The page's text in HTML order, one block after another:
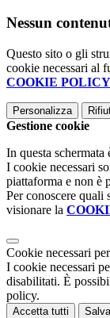
Nessun
Questo sito o gli
cookie necessari al
COOKIE POLICY
Personalizza
Gestione cookie
In questa
I cookie necessari
piattaforma e non è
Per conoscere quali
visionare la
Cookie necessari
I cookie necessari
disabilitati. È
policy.
Accetta tutti